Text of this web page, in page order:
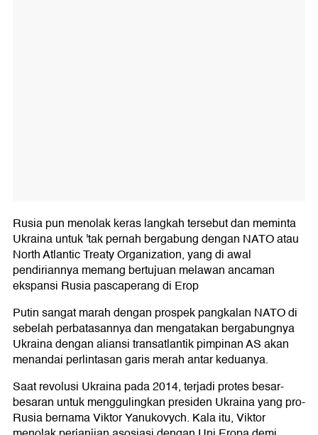
Rusia pun menolak keras langkah tersebut dan meminta
Ukraina untuk 'tak pernah bergabung dengan NATO atau
North Atlantic Treaty Organization, yang di awal
pendiriannya memang bertujuan melawan ancaman
ekspansi Rusia pascaperang di Erop
Putin sangat marah dengan prospek pangkalan NATO di
sebelah perbatasannya dan mengatakan bergabungnya
Ukraina dengan aliansi transatlantik pimpinan AS akan
menandai perlintasan garis merah antar keduanya.
Saat revolusi Ukraina pada 2014, terjadi protes besar-
besaran untuk menggulingkan presiden Ukraina yang pro-
Rusia bernama Viktor Yanukovych. Kala itu, Viktor